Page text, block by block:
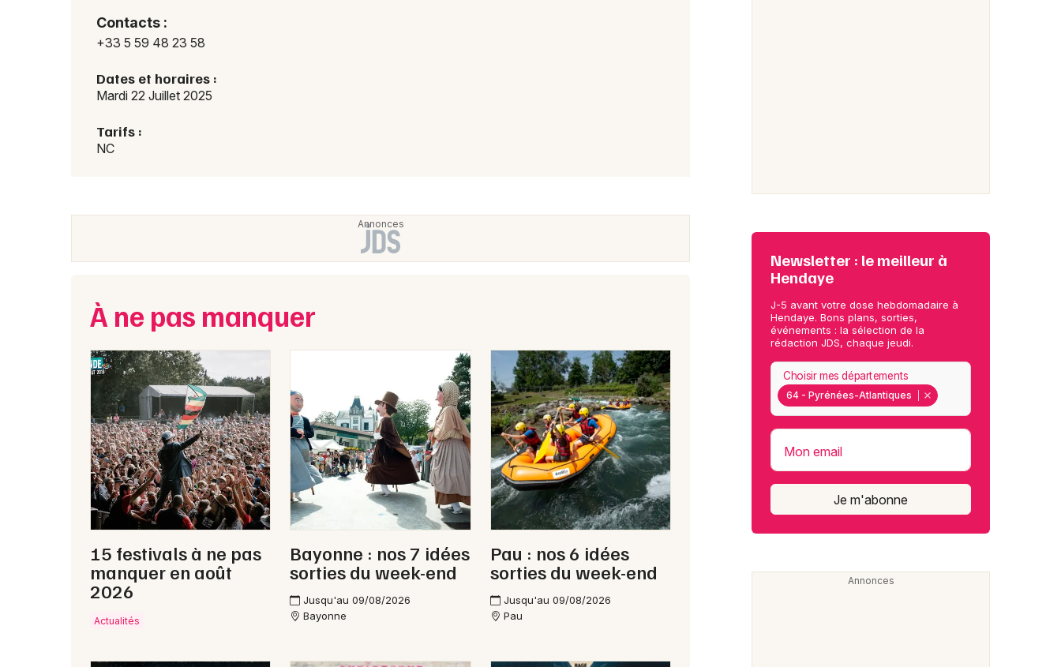
64 - Pyrénées-Atlantiques
Choisir mes départements
Mon email
Je m'abonne
Contacts :
+33 5 59 48 23 58
Dates et horaires :
Mardi 22 Juillet 2025
Tarifs :
NC
À ne pas manquer
15 festivals à ne pas
manquer en août
2026
Actualités
Bayonne : nos 7 idées
sorties du week-end
Jusqu'au 09/08/2026
Bayonne
Pau : nos 6 idées
sorties du week-end
Jusqu'au 09/08/2026
Pau
Newsletter : le meilleur à
Hendaye
J-5 avant votre dose hebdomadaire à
Hendaye. Bons plans, sorties,
événements : la sélection de la
rédaction JDS, chaque jeudi.
64 - Pyrénées-Atlantiques
Choisir mes départements
Mon email
Je m'abonne